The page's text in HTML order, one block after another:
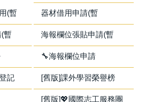
(暫 器材借用申請(暫
暫 海報欄位張貼申請(暫
🔧海報欄位申請
記 [舊版]課外學習榮譽榜
[舊版]💖國際志工服務團